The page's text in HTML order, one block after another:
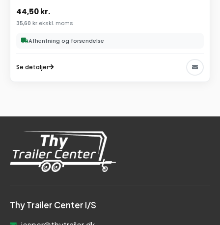
44,50kr.
35,60 kr.ekskl. moms
Afhentning og forsendelse
Se detaljer
Thy Trailer Center I/S